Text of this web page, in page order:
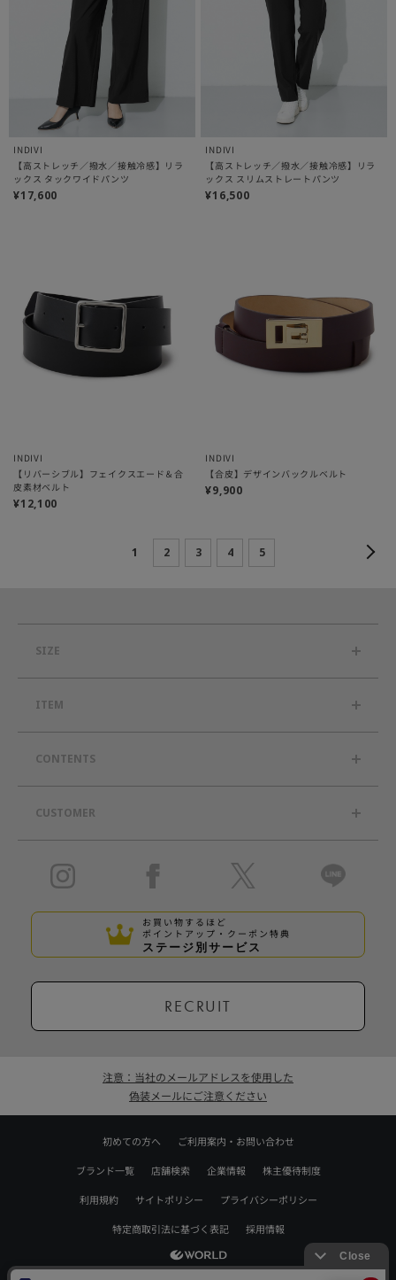
INDIVI
【高ストレッチ／撥水／接触冷感】リラ
ックス タックワイドパンツ
¥17,600
INDIVI
【高ストレッチ／撥水／接触冷感】リラ
ックス スリムストレートパンツ
¥16,500
INDIVI
【リバーシブル】フェイクスエード＆合
皮素材ベルト
¥12,100
INDIVI
【合皮】デザインバックルベルト
¥9,900
1 2 3 4 5
SIZE
ITEM
CONTENTS
CUSTOMER
お買い物するほど
ポイントアップ・クーポン特典
ステージ別サービス
RECRUIT
注意：当社のメールアドレスを使用した
偽装メールにご注意ください
初めての方へ ご利用案内・お問い合わせ
ブランド一覧 店舗検索 企業情報 株主優待制度
利用規約 サイトポリシー プライバシーポリシー
特定商取引法に基づく表記 採用情報